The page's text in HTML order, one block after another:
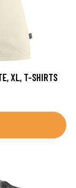
XL, T-SHIRTS